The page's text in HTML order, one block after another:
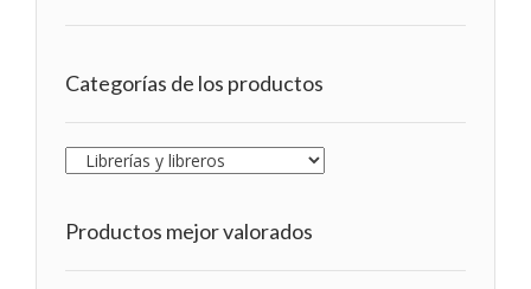
Categorías de los productos
Productos mejor valorados